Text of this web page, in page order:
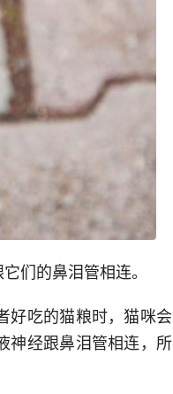
们的鼻泪管相连。
好吃的猫粮时，猫咪会
神经跟鼻泪管相连，所